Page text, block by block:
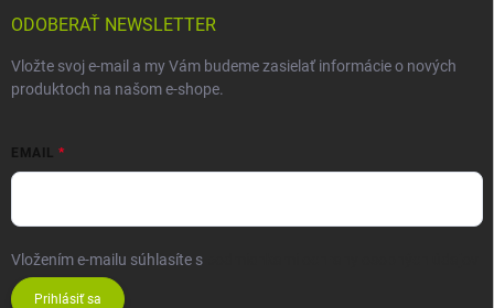
ODOBERAŤ NEWSLETTER
Vložte svoj e-mail a my Vám budeme zasielať informácie o nových
produktoch na našom e-shope.
EMAIL
Vložením e-mailu súhlasíte s
Prihlásiť sa